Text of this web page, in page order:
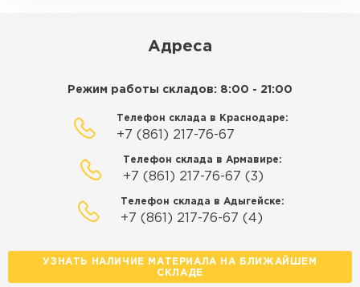
Адреса
Режим работы складов: 8:00 - 21:00
Телефон склада в Краснодаре:
+7 (861) 217-76-67
Телефон склада в Армавире:
+7 (861) 217-76-67 (3)
Телефон склада в Адыгейске:
+7 (861) 217-76-67 (4)
УЗНАТЬ НАЛИЧИЕ МАТЕРИАЛА НА БЛИЖАЙШЕМ
СКЛАДЕ